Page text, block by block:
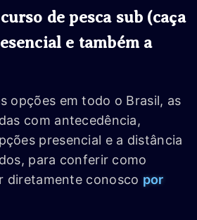
de pesca sub (caça
e também a
opções em todo o Brasil, as
com antecedência,
presencial e a distância
para conferir como
diretamente conosco por